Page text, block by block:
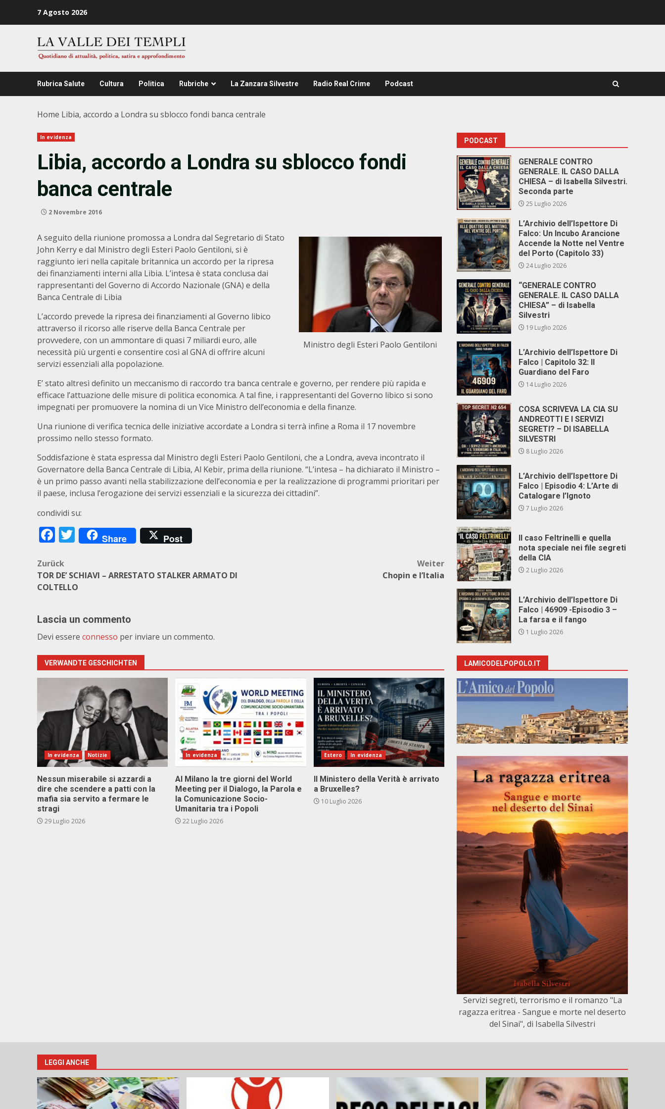
7 Agosto 2026
Rubrica Salute Cultura Politica Rubriche La Zanzara Silvestre Radio Real Crime Podcast
Home Libia, accordo a Londra su sblocco fondi banca centrale
In evidenza
Libia, accordo a Londra su sblocco fondi
banca centrale
2 Novembre 2016
Ministro degli Esteri Paolo Gentiloni
A seguito della riunione promossa a Londra dal Segretario di Stato
John Kerry e dal Ministro degli Esteri Paolo Gentiloni, si è
raggiunto ieri nella capitale britannica un accordo per la ripresa
dei finanziamenti interni alla Libia. L’intesa è stata conclusa dai
rappresentanti del Governo di Accordo Nazionale (GNA) e della
Banca Centrale di Libia
L’accordo prevede la ripresa dei finanziamenti al Governo libico
attraverso il ricorso alle riserve della Banca Centrale per
provvedere, con un ammontare di quasi 7 miliardi euro, alle
necessità più urgenti e consentire così al GNA di offrire alcuni
servizi essenziali alla popolazione.
E’ stato altresì definito un meccanismo di raccordo tra banca centrale e governo, per rendere più rapida e
efficace l’attuazione delle misure di politica economica. A tal fine, i rappresentanti del Governo libico si sono
impegnati per promuovere la nomina di un Vice Ministro dell’economia e della finanze.
Una riunione di verifica tecnica delle iniziative accordate a Londra si terrà infine a Roma il 17 novembre
prossimo nello stesso formato.
Soddisfazione è stata espressa dal Ministro degli Esteri Paolo Gentiloni, che a Londra, aveva incontrato il
Governatore della Banca Centrale di Libia, Al Kebir, prima della riunione. “L’intesa – ha dichiarato il Ministro –
è un primo passo avanti nella stabilizzazione dell’economia e per la realizzazione di programmi prioritari per
il paese, inclusa l’erogazione dei servizi essenziali e la sicurezza dei cittadini”.
condividi su:
Facebook
Twitter
Share Post
Beitragsnavigation
Zurück
TOR DE’ SCHIAVI – ARRESTATO STALKER ARMATO DI
COLTELLO
Weiter
Chopin e l’Italia
Lascia un commento
Devi essere connesso per inviare un commento.
VERWANDTE GESCHICHTEN
In evidenza Notizie
Nessun miserabile si azzardi a
dire che scendere a patti con la
mafia sia servito a fermare le
stragi
29 Luglio 2026
In evidenza
Al Milano la tre giorni del World
Meeting per il Dialogo, la Parola e
la Comunicazione Socio-
Umanitaria tra i Popoli
22 Luglio 2026
Estero In evidenza
Il Ministero della Verità è arrivato
a Bruxelles?
10 Luglio 2026
PODCAST
GENERALE CONTRO
GENERALE. IL CASO DALLA
CHIESA – di Isabella Silvestri.
Seconda parte
25 Luglio 2026
L’Archivio dell’Ispettore Di
Falco: Un Incubo Arancione
Accende la Notte nel Ventre
del Porto (Capitolo 33)
24 Luglio 2026
“GENERALE CONTRO
GENERALE. IL CASO DALLA
CHIESA” – di Isabella
Silvestri
19 Luglio 2026
L’Archivio dell’Ispettore Di
Falco | Capitolo 32: Il
Guardiano del Faro
14 Luglio 2026
COSA SCRIVEVA LA CIA SU
ANDREOTTI E I SERVIZI
SEGRETI? – DI ISABELLA
SILVESTRI
8 Luglio 2026
L’Archivio dell’Ispettore Di
Falco | Episodio 4: L’Arte di
Catalogare l’Ignoto
7 Luglio 2026
Il caso Feltrinelli e quella
nota speciale nei file segreti
della CIA
2 Luglio 2026
L’Archivio dell’Ispettore Di
Falco | 46909 -Episodio 3 –
La farsa e il fango
1 Luglio 2026
LAMICODELPOPOLO.IT
Servizi segreti, terrorismo e il romanzo "La
ragazza eritrea - Sangue e morte nel deserto
del Sinai", di Isabella Silvestri
LEGGI ANCHE